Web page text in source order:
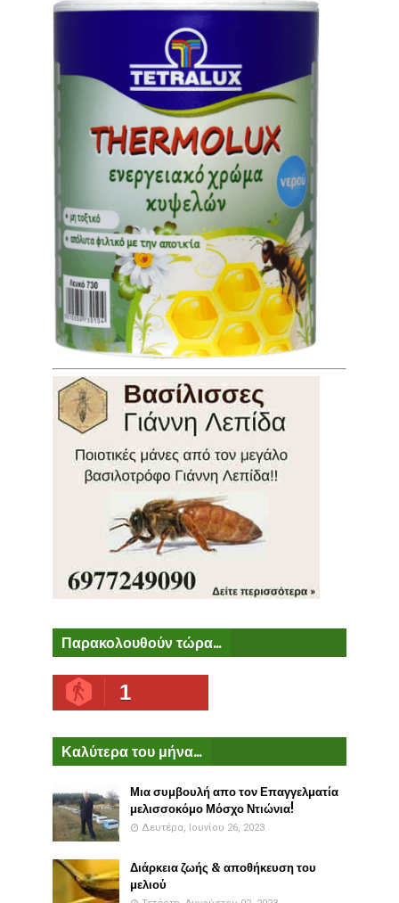
Παρακολουθούν τώρα...
1
Καλύτερα του μήνα...
Μια συμβουλή απο τον Επαγγελματία
μελισσοκόμο Μόσχο Ντιώνια!
Δευτέρα, Ιουνίου 26, 2023
Διάρκεια ζωής & αποθήκευση του
μελιού